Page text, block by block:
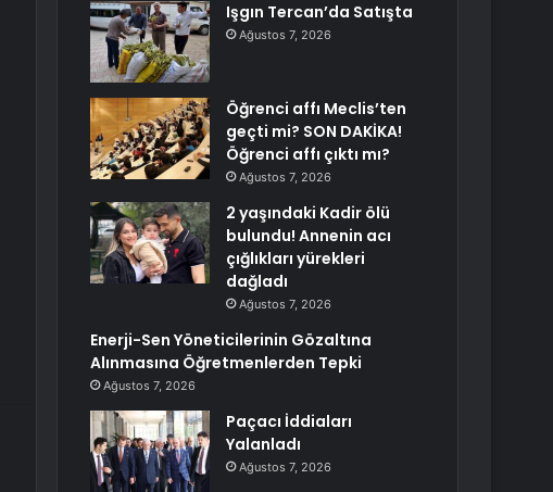
Işgın Tercan’da Satışta
Ağustos 7, 2026
Öğrenci affı Meclis’ten
geçti mi? SON DAKİKA!
Öğrenci affı çıktı mı?
Ağustos 7, 2026
2 yaşındaki Kadir ölü
bulundu! Annenin acı
çığlıkları yürekleri
dağladı
Ağustos 7, 2026
Enerji-Sen Yöneticilerinin Gözaltına
Alınmasına Öğretmenlerden Tepki
Ağustos 7, 2026
Paçacı İddiaları
Yalanladı
Ağustos 7, 2026